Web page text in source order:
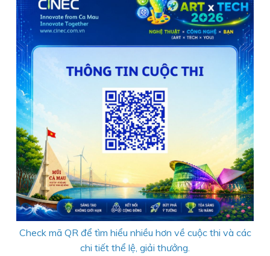
Check mã QR để tìm hiểu nhiều hơn về cuộc thi và các
chi tiết thể lệ, giải thưởng.